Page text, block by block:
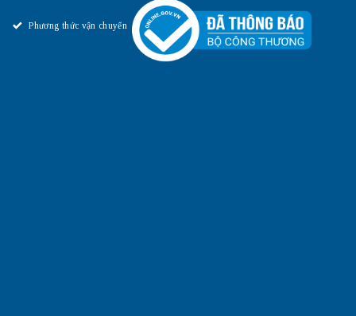
Phương thức vận chuyển